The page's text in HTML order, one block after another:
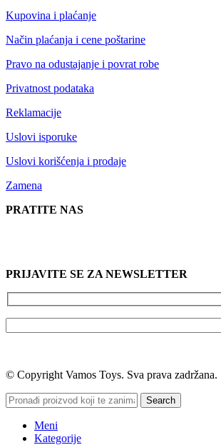
Kupovina i plaćanje
Način plaćanja i cene poštarine
Pravo na odustajanje i povrat robe
Privatnost podataka
Reklamacije
Uslovi isporuke
Uslovi korišćenja i prodaje
Zamena
PRATITE NAS
PRIJAVITE SE ZA NEWSLETTER
© Copyright Vamos Toys. Sva prava zadržana.
Search
Meni
Kategorije